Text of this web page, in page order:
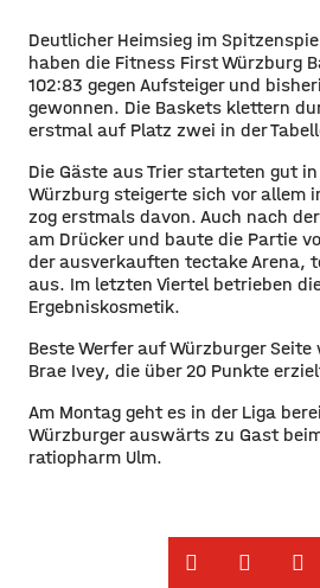
Deutlicher Heimsieg im
haben die Fitness First Würzburg
102:83 gegen Aufsteiger und
gewonnen. Die Baskets klettern
erstmal auf Platz zwei in der
Die Gäste aus Trier starteten gut
Würzburg steigerte sich vor allem
zog erstmals davon. Auch nach
am Drücker und baute die Partie
der ausverkauften tectake Arena,
aus. Im letzten Viertel betrieben
Ergebniskosmetik.
Beste Werfer auf Würzburger
Brae Ivey, die über 20 Punkte
Am Montag geht es in der Liga
Würzburger auswärts zu Gast
ratiopharm Ulm.